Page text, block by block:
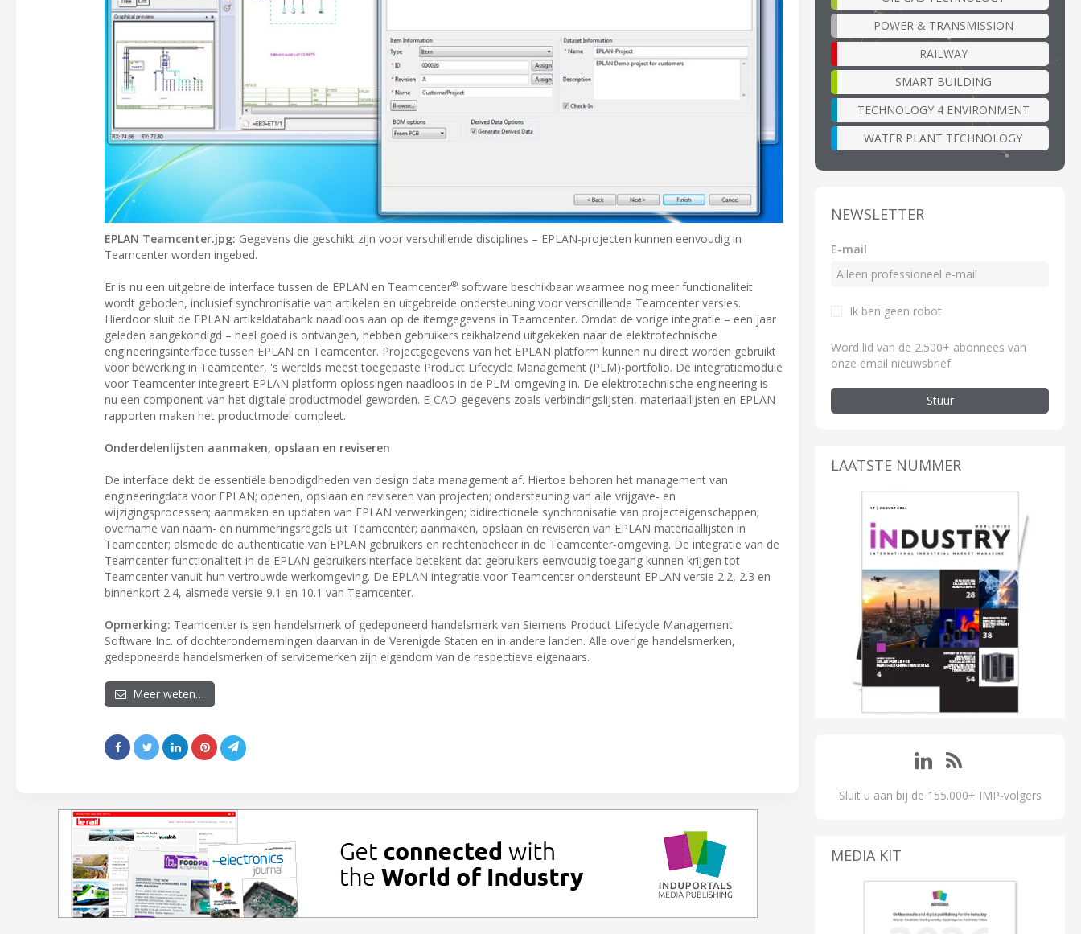
EPLAN Teamcenter.jpg: Gegevens die geschikt zijn voor verschillende disciplines – EPLAN-projecten kunnen eenvoudig in
Teamcenter worden ingebed.
Er is nu een uitgebreide interface tussen de EPLAN en Teamcenter® software beschikbaar waarmee nog meer functionaliteit
wordt geboden, inclusief synchronisatie van artikelen en uitgebreide ondersteuning voor verschillende Teamcenter versies.
Hierdoor sluit de EPLAN artikeldatabank naadloos aan op de itemgegevens in Teamcenter. Omdat de vorige integratie – een jaar
geleden aangekondigd – heel goed is ontvangen, hebben gebruikers reikhalzend uitgekeken naar de elektrotechnische
engineeringsinterface tussen EPLAN en Teamcenter. Projectgegevens van het EPLAN platform kunnen nu direct worden gebruikt
voor bewerking in Teamcenter, 's werelds meest toegepaste Product Lifecycle Management (PLM)-portfolio. De integratiemodule
voor Teamcenter integreert EPLAN platform oplossingen naadloos in de PLM-omgeving in. De elektrotechnische engineering is
nu een component van het digitale productmodel geworden. E-CAD-gegevens zoals verbindingslijsten, materiaallijsten en EPLAN
rapporten maken het productmodel compleet.
Onderdelenlijsten aanmaken, opslaan en reviseren
De interface dekt de essentiële benodigdheden van design data management af. Hiertoe behoren het management van
engineeringdata voor EPLAN; openen, opslaan en reviseren van projecten; ondersteuning van alle vrijgave- en
wijzigingsprocessen; aanmaken en updaten van EPLAN verwerkingen; bidirectionele synchronisatie van projecteigenschappen;
overname van naam- en nummeringsregels uit Teamcenter; aanmaken, opslaan en reviseren van EPLAN materiaallijsten in
Teamcenter; alsmede de authenticatie van EPLAN gebruikers en rechtenbeheer in de Teamcenter-omgeving. De integratie van de
Teamcenter functionaliteit in de EPLAN gebruikersinterface betekent dat gebruikers eenvoudig toegang kunnen krijgen tot
Teamcenter vanuit hun vertrouwde werkomgeving. De EPLAN integratie voor Teamcenter ondersteunt EPLAN versie 2.2, 2.3 en
binnenkort 2.4, alsmede versie 9.1 en 10.1 van Teamcenter.
Opmerking: Teamcenter is een handelsmerk of gedeponeerd handelsmerk van Siemens Product Lifecycle Management
Software Inc. of dochterondernemingen daarvan in de Verenigde Staten en in andere landen. Alle overige handelsmerken,
gedeponeerde handelsmerken of servicemerken zijn eigendom van de respectieve eigenaars.
Meer weten…
POWER & TRANSMISSION
RAILWAY
SMART BUILDING
TECHNOLOGY 4 ENVIRONMENT
WATER PLANT TECHNOLOGY
NEWSLETTER
E-mail
Ik ben geen robot
Word lid van de 2.500+ abonnees van
onze email nieuwsbrief
Stuur
LAATSTE NUMMER
Sluit u aan bij de 155.000+ IMP-volgers
MEDIA KIT